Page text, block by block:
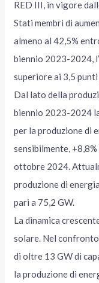
RED III, in vigore
Stati membri di
almeno al 42,5%
biennio 2023-2024,
superiore ai 3,5
Dal lato della
biennio 2023-2024
per la produzione di
sensibilmente,
ottobre 2024.
produzione di
pari a 75,2 GW.
La dinamica
solare. Nel
di oltre 13 GW di
la produzione di